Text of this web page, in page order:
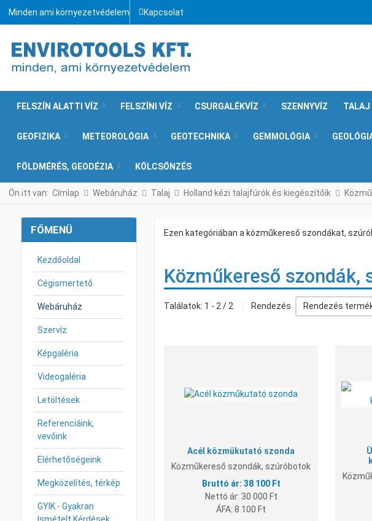
Minden ami környezetvédelem Kapcsolat
FELSZÍN ALATTI VÍZ FELSZÍNI VÍZ CSURGALÉKVÍZ SZENNYVÍZ TALAJ
GEOFIZIKA METEOROLÓGIA GEOTECHNIKA GEMMOLÓGIA
FÖLDMÉRÉS, GEODÉZIA KÖLCSÖNZÉS
Ön itt van: Címlap Webáruház Talaj Holland kézi talajfúrók és kiegészítőik
FŐMENÜ
Kezdőoldal
Cégismertető
Webáruház
Szervíz
Képgaléria
Videogaléria
Letöltések
Referenciáink,
vevőink
Elérhetőségeink
Megközelítés, térkép
GYIK - Gyakran
Ezen kategóriában a közműkereső szondákat,
Közműkereső szondák,
Találatok: 1 - 2 / 2 Rendezés Rendezés
Acél közműkutató szonda
Közműkereső szondák, szúróbotok
38 100 Ft
Nettó ár: 30 000 Ft
ÁFA:8 100 Ft